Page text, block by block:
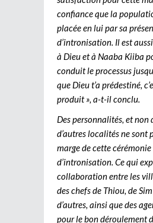
confiance que la
placée en lui par sa
d’intronisation. Il est
à Dieu et à Naaba Kiiba
conduit le processus
que Dieu t’a prédestiné,
produit », a-t-il conclu.
Des personnalités, et non
d’autres localités ne sont
marge de cette cérémonie
d’intronisation. Ce qui
collaboration entre les
des chefs de Thiou, de
d’autres, ainsi que des
pour le bon déroulement